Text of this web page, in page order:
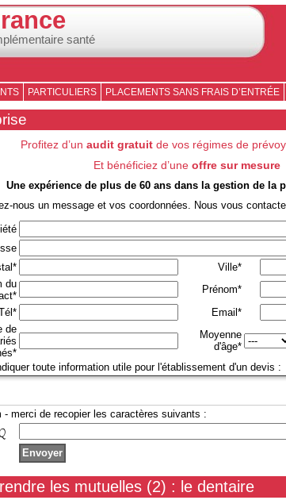
santé
PARTICULIERS PLACEMENTS SANS FRAIS D’ENTRÉE
Profitez d’un audit gratuitde vos régimes de
Et bénéficiez d’une offre sur mesure
Une expérience de plus de 60 ans dans la gestion de la
nous un message et vos coordonnées. Nous vous
Ville*
du
Prénom*
Email*
de
Moyenne
d'âge*
toute information utile pour l'établissement d'un devis :
- merci de recopier les caractères suivants :
les mutuelles (2) : le dentaire